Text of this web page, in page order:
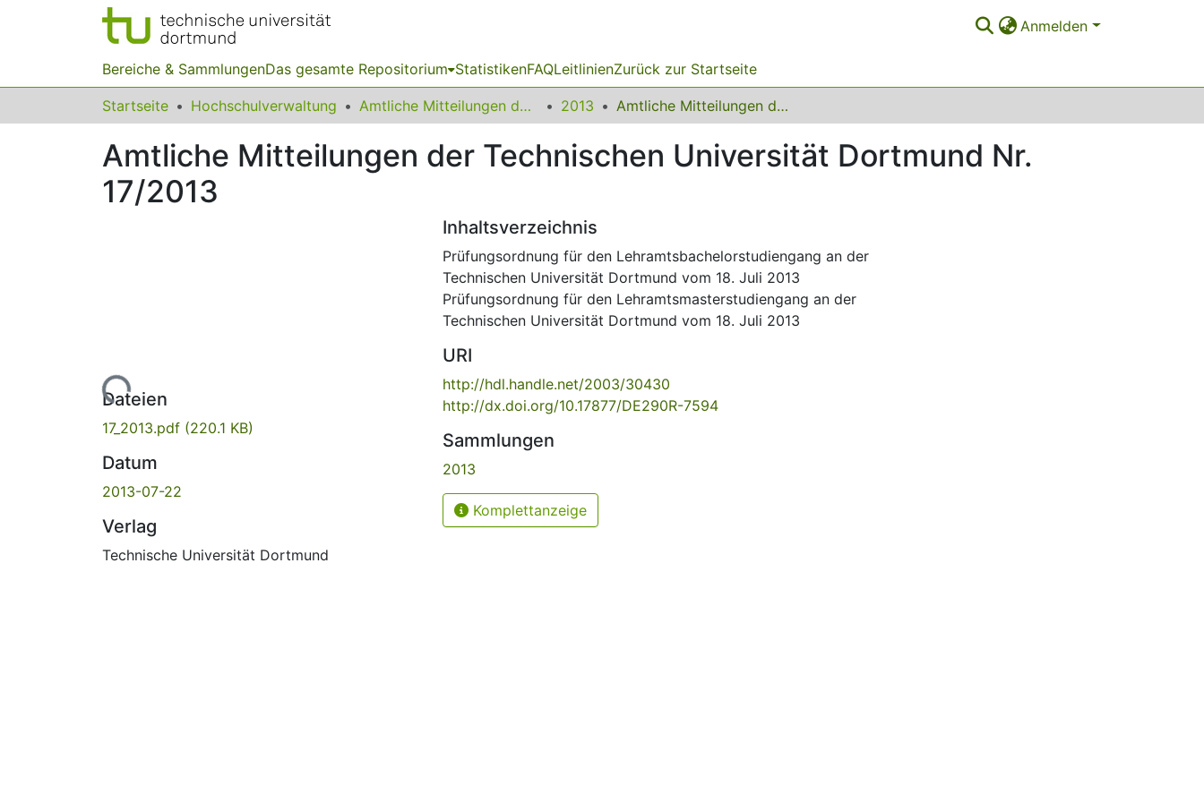
Anmelden
Bereiche & SammlungenDas gesamte Repositorium StatistikenFAQLeitlinienZurück zur Startseite
Startseite Hochschulverwaltung Amtliche Mitteilungen der Technischen Universität Dortmund 2013 Amtliche Mitteilungen der Technischen Universität Dortmund Nr. 17/2013
Amtliche Mitteilungen der Technischen Universität Dortmund Nr.
17/2013
Lade...
Dateien
17_2013.pdf (220.1 KB)
Datum
2013-07-22
Verlag
Technische Universität Dortmund
Inhaltsverzeichnis
Prüfungsordnung für den Lehramtsbachelorstudiengang an der
Technischen Universität Dortmund vom 18. Juli 2013
Prüfungsordnung für den Lehramtsmasterstudiengang an der
Technischen Universität Dortmund vom 18. Juli 2013
URI
http://hdl.handle.net/2003/30430
http://dx.doi.org/10.17877/DE290R-7594
Sammlungen
2013
Komplettanzeige